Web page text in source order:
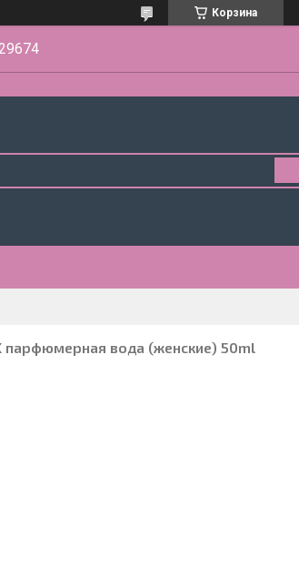
Корзина
парфюмерная вода (женские) 50ml